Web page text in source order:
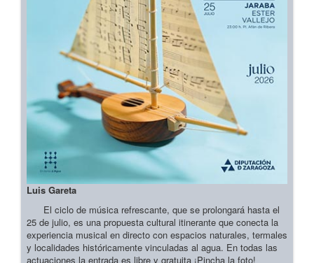
Luis Gareta
El ciclo de música refrescante, que se prolongará hasta el
25 de julio, es una propuesta cultural itinerante que conecta la
experiencia musical en directo con espacios naturales, termales
y localidades históricamente vinculadas al agua. En todas las
actuaciones la entrada es libre y gratuita ¡Pincha la foto!